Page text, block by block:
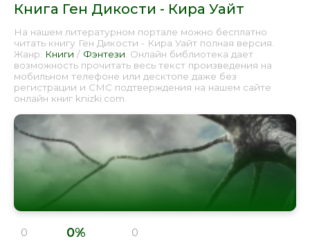
Книга Ген Дикости - Кира Уайт
На нашем литературном портале можно бесплатно
читать книгу Ген Дикости - Кира Уайт полная версия.
Жанр: Книги / Фэнтези . Онлайн библиотека дает
возможность прочитать весь текст произведения на
мобильном телефоне или десктопе даже без
регистрации и СМС подтверждения на нашем сайте
онлайн книг knizki.com.
0 0% 0